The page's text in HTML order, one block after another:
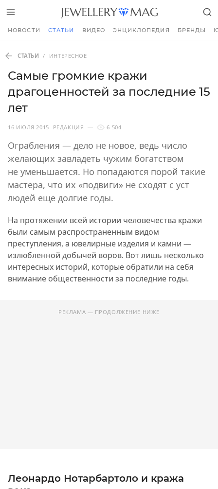
НОВОСТИ СТАТЬИ ВИДЕО ЭНЦИКЛОПЕДИЯ БРЕНДЫ
СТАТЬИ / ИНТЕРЕСНОЕ
Самые громкие кражи
драгоценностей за последние 15
лет
16 ИЮЛЯ 2015 РЕДАКЦИЯ 6 504
Ограбления — дело не новое, ведь число
желающих завладеть чужим богатством
не уменьшается. Но попадаются порой такие
мастера, что их «подвиги» не сходят с уст
людей еще долгие годы.
На протяжении всей истории человечества кражи
были самым распространенным видом
преступления, а ювелирные изделия и камни —
излюбленной добычей воров. Вот лишь несколько
интересных историй, которые обратили на себя
внимание общественности за последние годы.
РЕКЛАМА — ПРОДОЛЖЕНИЕ НИЖЕ
Леонардо Нотарбартоло и кража